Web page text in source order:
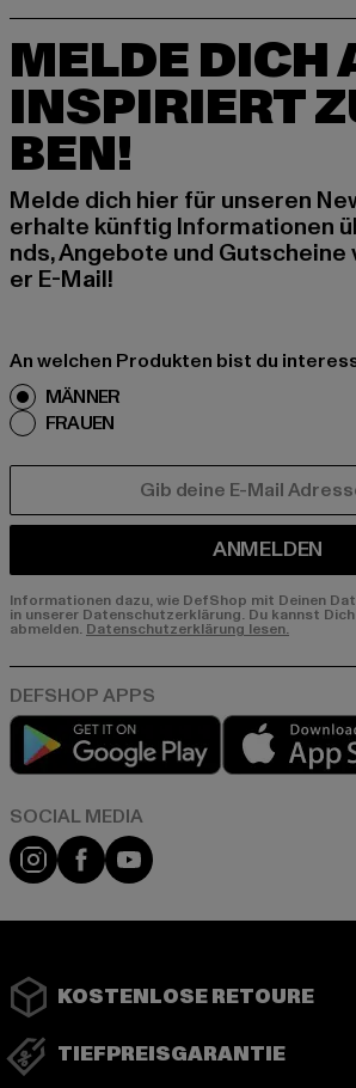
MELDE DICH
INSPIRIERT
BEN!
Melde dich hier für unseren
erhalte künftig Informationen
nds, Angebote und Gutscheine
er E-Mail!
An welchen Produkten bist du
MÄNNER
FRAUEN
ANMELDEN
Informationen dazu, wie DefShop mit Deinen
in unserer Datenschutzerklärung. Du kannst
abmelden. Datenschutzerklärung lesen.
Play market
Instagram
FacebookYouTube
KOSTENLOSE RETOURE
TIEFPREISGARANTIE